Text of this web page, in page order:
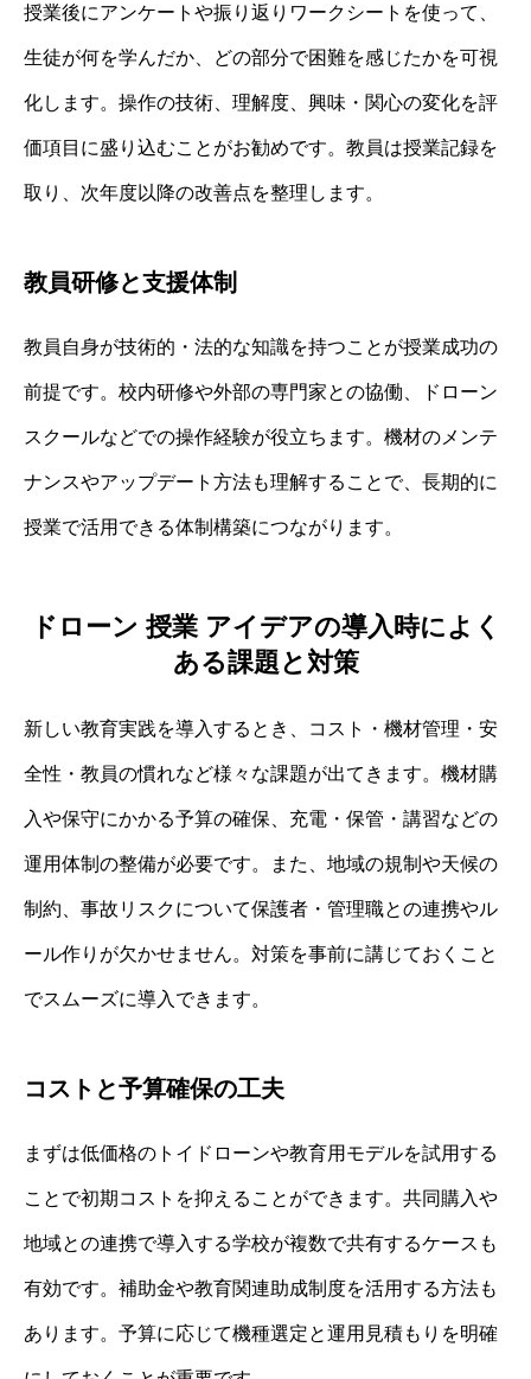
授業後にアンケートや振り返りワークシートを使って、
生徒が何を学んだか、どの部分で困難を感じたかを可視
化します。操作の技術、理解度、興味・関心の変化を評
価項目に盛り込むことがお勧めです。教員は授業記録を
取り、次年度以降の改善点を整理します。
教員研修と支援体制
教員自身が技術的・法的な知識を持つことが授業成功の
前提です。校内研修や外部の専門家との協働、ドローン
スクールなどでの操作経験が役立ちます。機材のメンテ
ナンスやアップデート方法も理解することで、長期的に
授業で活用できる体制構築につながります。
ドローン 授業 アイデアの導入時によく
ある課題と対策
新しい教育実践を導入するとき、コスト・機材管理・安
全性・教員の慣れなど様々な課題が出てきます。機材購
入や保守にかかる予算の確保、充電・保管・講習などの
運用体制の整備が必要です。また、地域の規制や天候の
制約、事故リスクについて保護者・管理職との連携やル
ール作りが欠かせません。対策を事前に講じておくこと
でスムーズに導入できます。
コストと予算確保の工夫
まずは低価格のトイドローンや教育用モデルを試用する
ことで初期コストを抑えることができます。共同購入や
地域との連携で導入する学校が複数で共有するケースも
有効です。補助金や教育関連助成制度を活用する方法も
あります。予算に応じて機種選定と運用見積もりを明確